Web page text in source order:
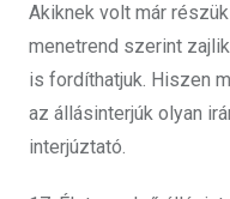
Akiknek volt már
menetrend szerint
is fordíthatjuk. Hiszen
az állásinterjúk olyan
interjúztató.